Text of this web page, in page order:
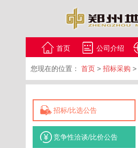
首页 公司介绍
您现在的位置： 首页 > 招标采购 >
招标/比选公告
竞争性洽谈/比价公告